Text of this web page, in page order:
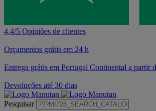
4,4/5 Opiniões de clientes
Orçamentos grátis em 24 h
Entrega grátis em Portugal Continental a partir
Devoluções até 30 dias
Pesquisar